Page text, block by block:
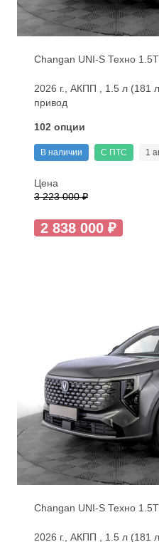
Changan UNI-S Техно
2026 г., АКПП , 1.5 л (181
привод
102 опции
В наличии С ПТС 1
Цена
3 223 000 ₽
2 838 000 ₽
Changan UNI-S Техно
2026 г., АКПП , 1.5 л (181